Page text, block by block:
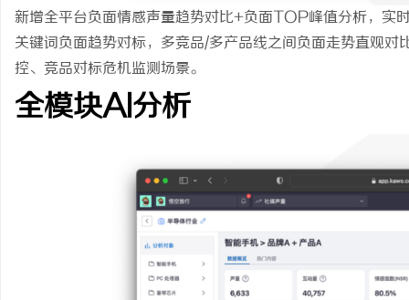
新增全平台负面情感声量趋势对比+负面TOP峰值分析，实
关键词负面趋势对标，多竞品/多产品线之间负面走势直观
控、竞品对标危机监测场景。
全模块AI分析